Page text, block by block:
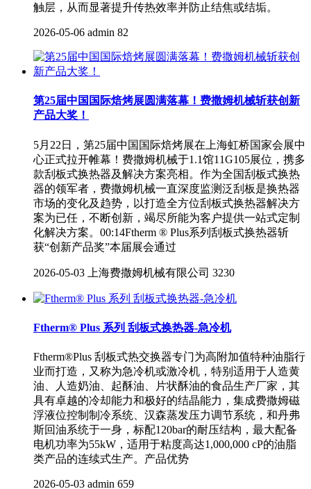
触层，从而显著提升传热效率并防止结焦或结垢。
2026-05-06 admin 82
第25届中国国际焙烤展圆满落幕！费撒姆机械斩获创新
产品大奖！
5月22日，第25届中国国际焙烤展在上海虹桥国家会展中
心正式拉开帷幕！费撒姆机械于1.1馆11G105展位，携多
款刮板式换热器及解决方案亮相。作为全国刮板式换热
器的领军者，费撒姆机械一直深度监测泛刮板是换热器
市场的变化及趋势，以打造全方位刮板式换热器解决方
案为已任，不断创新，竭尽所能为客户提供一站式定制
化解决方案。00:14Ftherm ® Plus系列刮板式换热器斩
获“创新产品奖”本届展会通过
2026-05-03 上海费撒姆机械有限公司 3230
Ftherm® Plus 系列 刮板式换热器-急冷机
Ftherm®Plus 刮板式热交换器专门为高附加值特种油脂行
业而打造，又称为急冷机或激冷机，特别适用于人造黄
油、人造奶油、起酥油、片状酥油的食品生产厂家，其
具有卓越的冷却能力和极好的结晶能力，集成费撒姆磁
浮液位控制制冷系统、汉森蒸发压力调节系统，和丹弗
斯回油系统于一身，标配120bar的耐压结构，最大配备
电机功率为55kW，适用于粘度高达1,000,000 cP的油脂
类产品的连续式生产。产品优势
2026-05-03 admin 659